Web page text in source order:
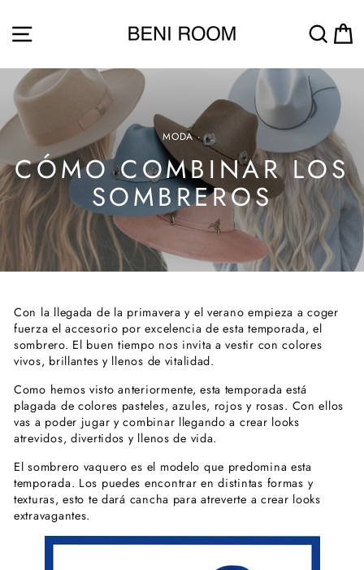
au
contenu
NAVIGATION
MODA·
CÓMO COMBINAR LOS
SOMBREROS
Con la llegada de la primavera y el verano empieza a coger
fuerza el accesorio por excelencia de esta temporada, el
sombrero. El buen tiempo nos invita a vestir con colores
vivos, brillantes y llenos de vitalidad.
Como hemos visto anteriormente, esta temporada está
plagada de colores pasteles, azules, rojos y rosas. Con ellos
vas a poder jugar y combinar llegando a crear looks
atrevidos, divertidos y llenos de vida.
El sombrero vaquero es el modelo que predomina esta
temporada. Los puedes encontrar en distintas formas y
texturas, esto te dará cancha para atreverte a crear looks
extravagantes.